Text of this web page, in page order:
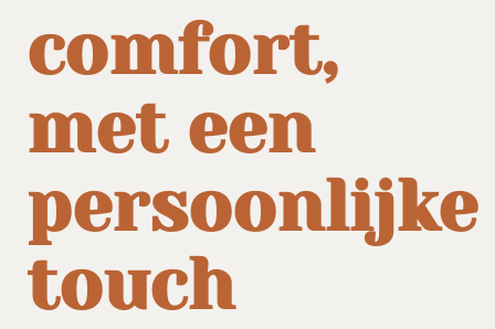
comfort,
met een
persoonlijke
touch